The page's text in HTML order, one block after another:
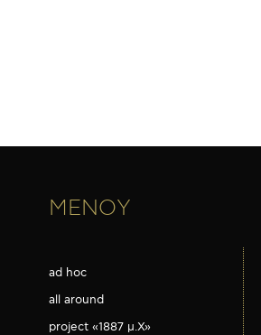
ΜΕΝΟΥ
ad hoc
all around
project «1887 μ.Χ»